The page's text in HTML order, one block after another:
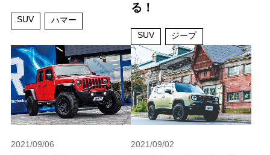
SUV ハマー
る！
SUV ジープ
2021/09/06 2021/09/02